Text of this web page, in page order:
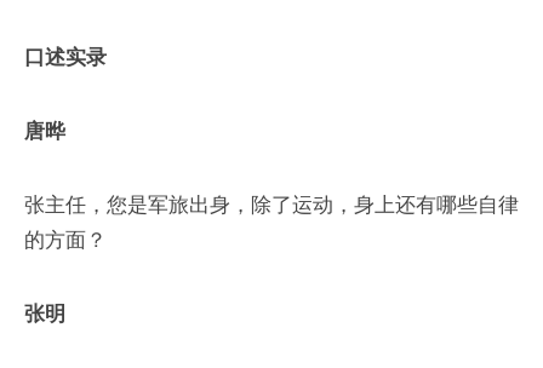
口述实录
唐晔
张主任，您是军旅出身，除了运动，身上还有哪些自律
的方面？
张明